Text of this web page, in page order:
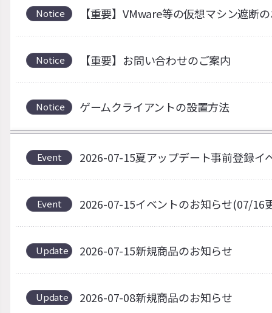
Notice 【重要】VMware等の仮想マシン遮断
Notice 【重要】お問い合わせのご案内
Notice ゲームクライアントの設置方法
Event 2026-07-15夏アップデート事前登録イ
Event 2026-07-15イベントのお知らせ(07/16
Update 2026-07-15新規商品のお知らせ
Update 2026-07-08新規商品のお知らせ